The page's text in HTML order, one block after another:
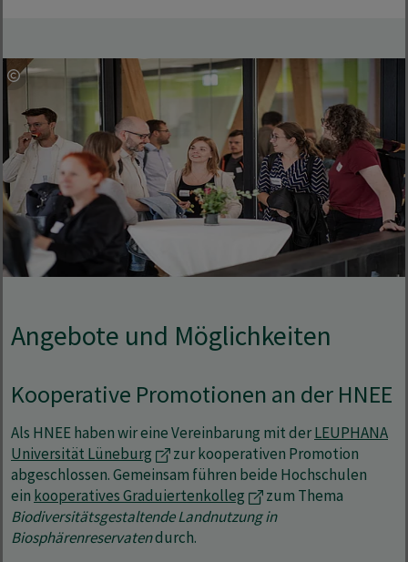
Angebote und Möglichkeiten
Kooperative Promotionen an der HNEE
Als HNEE haben wir eine Vereinbarung mit derLEUPHANA
Universität Lüneburg
zur kooperativen Promotion
abgeschlossen. Gemeinsam führen beide Hochschulen
ein kooperatives Graduiertenkolleg
zum Thema
Biodiversitätsgestaltende Landnutzung in
Biosphärenreservatendurch.